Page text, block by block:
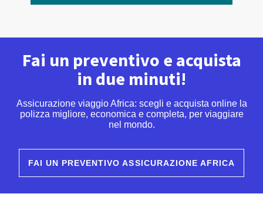
Fai un preventivo e acquista
in due minuti!
Assicurazione viaggio Africa: scegli e acquista online la
polizza migliore, economica e completa, per viaggiare
nel mondo.
FAI UN PREVENTIVO ASSICURAZIONE AFRICA